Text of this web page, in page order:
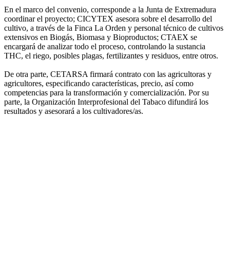
En el marco del convenio, corresponde a la Junta de Extremadura
coordinar el proyecto; CICYTEX asesora sobre el desarrollo del
cultivo, a través de la Finca La Orden y personal técnico de cultivos
extensivos en Biogás, Biomasa y Bioproductos; CTAEX se
encargará de analizar todo el proceso, controlando la sustancia
THC, el riego, posibles plagas, fertilizantes y residuos, entre otros.
De otra parte, CETARSA firmará contrato con las agricultoras y
agricultores, especificando características, precio, así como
competencias para la transformación y comercialización. Por su
parte, la Organización Interprofesional del Tabaco difundirá los
resultados y asesorará a los cultivadores/as.